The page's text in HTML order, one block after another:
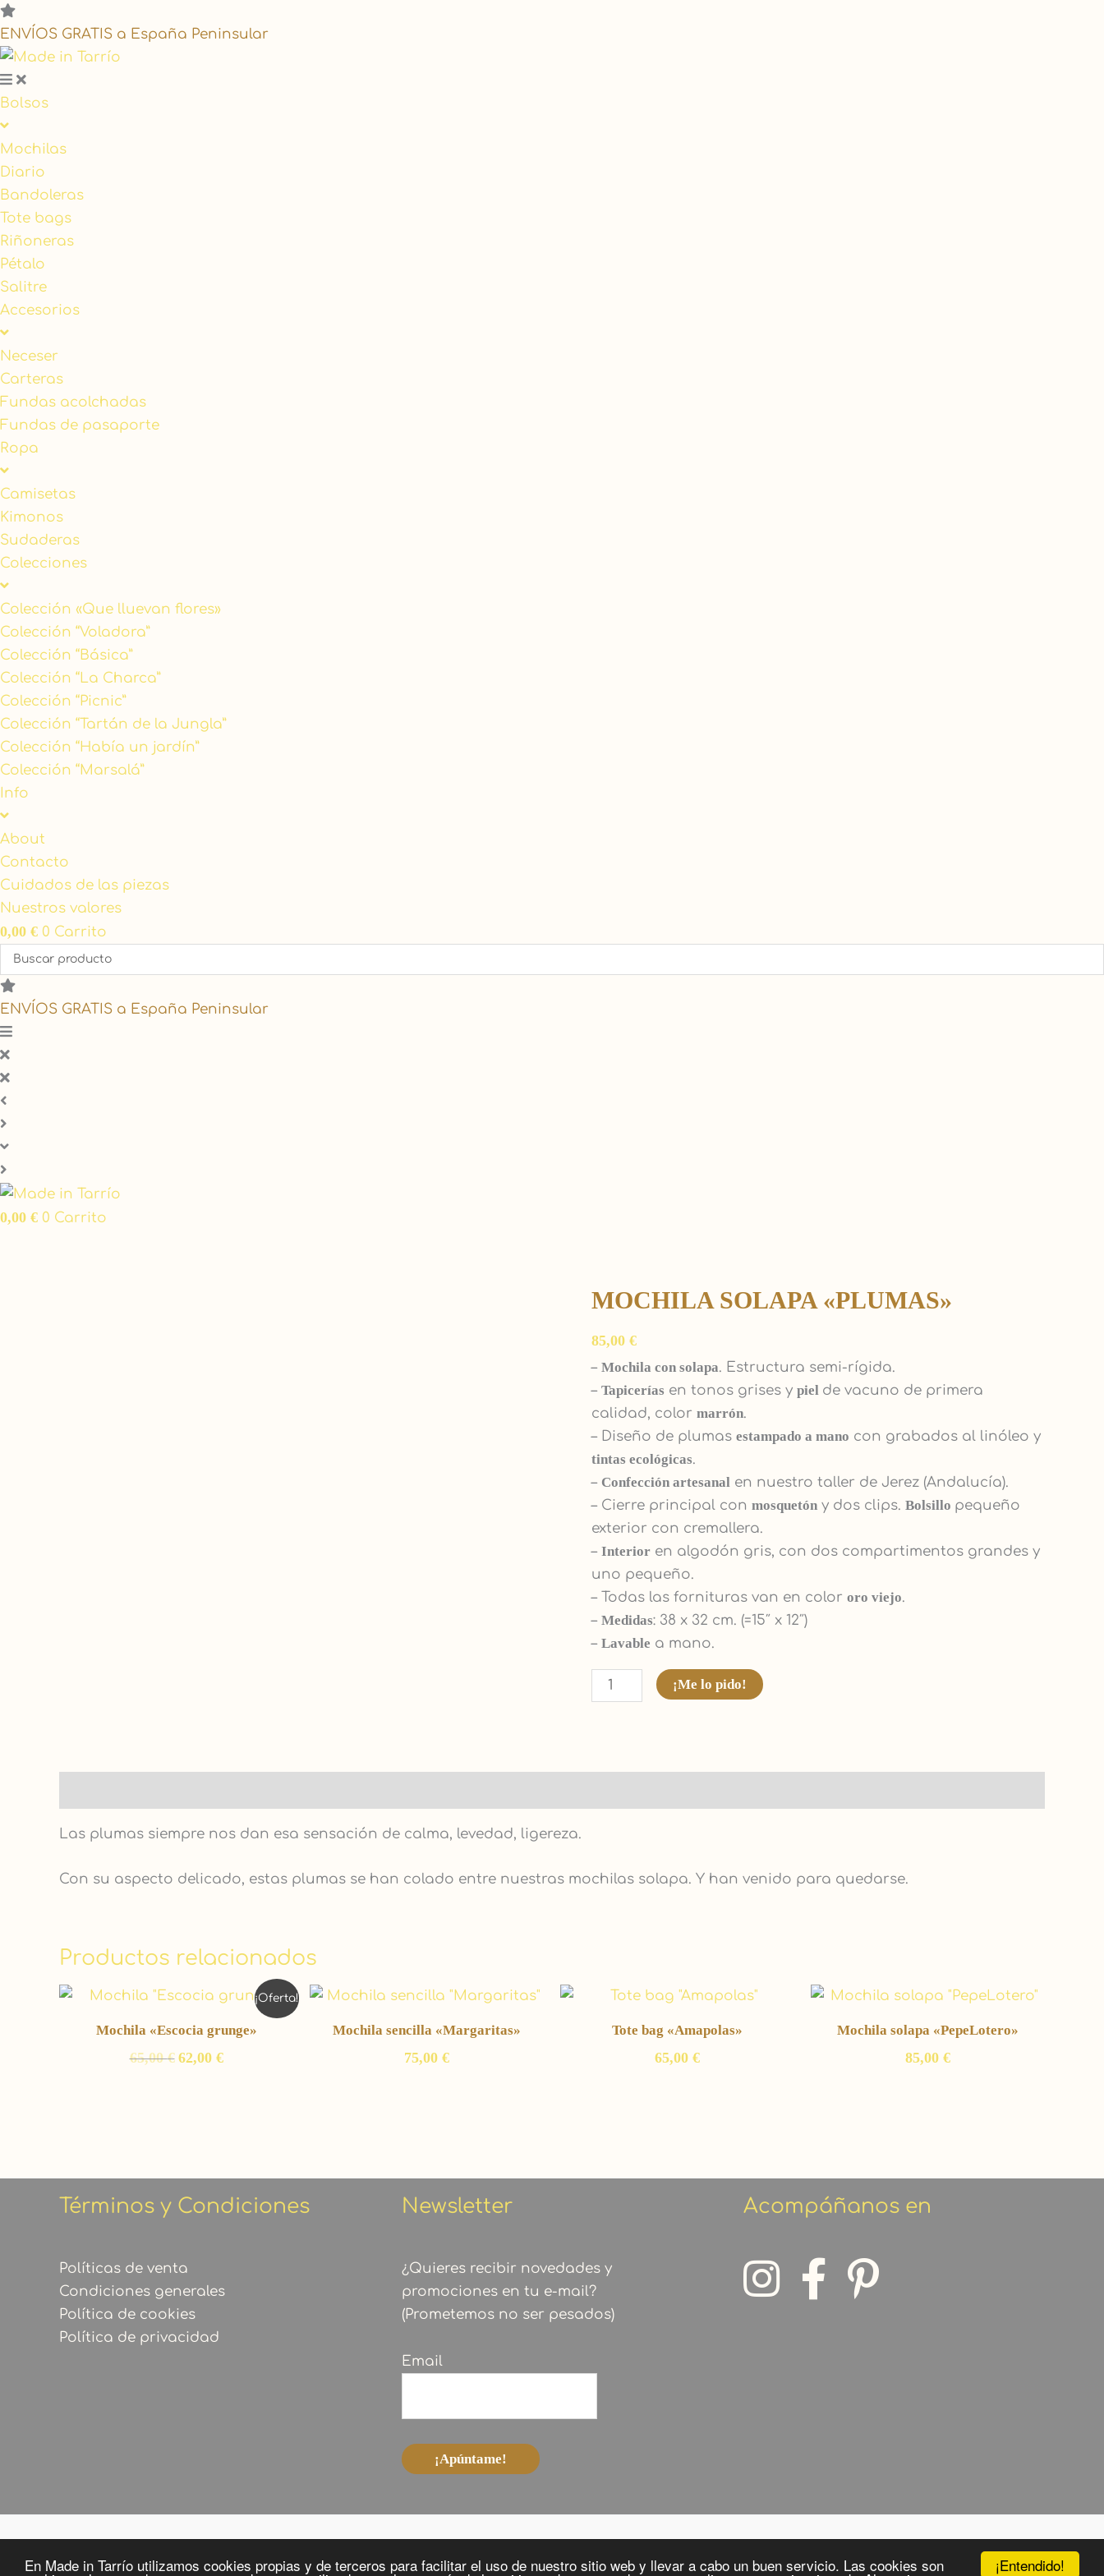
¡Entendido!
En Made in Tarrío utilizamos cookies propias y de terceros para facilitar el uso de nuestro sitio web y llevar a cabo un buen servicio. Las cookies son
ENVÍOS GRATIS a España Peninsular
Bolsos
Mochilas
Diario
Bandoleras
Tote bags
Riñoneras
Pétalo
Salitre
Accesorios
Neceser
Carteras
Fundas acolchadas
Fundas de pasaporte
Ropa
Camisetas
Kimonos
Sudaderas
Colecciones
Colección «Que lluevan flores»
Colección “Voladora”
Colección “Básica”
Colección “La Charca”
Colección “Picnic”
Colección “Tartán de la Jungla”
Colección “Había un jardín”
Colección “Marsalá”
Info
About
Contacto
Cuidados de las piezas
Nuestros valores
0,00 € 0 Carrito
Search
...
ENVÍOS GRATIS a España Peninsular
0,00 € 0 Carrito
MOCHILA SOLAPA «PLUMAS»
85,00 €
– Mochila con solapa. Estructura semi-rígida.
– Tapicerías en tonos grises y piel de vacuno de primera
calidad, color marrón.
– Diseño de plumas estampado a mano con grabados al linóleo y
tintas ecológicas.
– Confección artesanal en nuestro taller de Jerez (Andalucía).
– Cierre principal con mosquetón y dos clips. Bolsillo pequeño
exterior con cremallera.
– Interior en algodón gris, con dos compartimentos grandes y
uno pequeño.
– Todas las fornituras van en color oro viejo.
– Medidas: 38 x 32 cm. (=15″ x 12″)
– Lavable a mano.
Mochila
"Plumas"
cantidad
¡Me lo pido!
Las plumas siempre nos dan esa sensación de calma, levedad, ligereza.
Con su aspecto delicado, estas plumas se han colado entre nuestras mochilas solapa. Y han venido para quedarse.
Productos relacionados
¡Oferta!
Mochila «Escocia grunge»
65,00€
El
original
era:
65,00 €.
62,00 €
El
precio
es:
62,00 €.
Mochila sencilla «Margaritas»
75,00 €
Tote bag «Amapolas»
65,00 €
Mochila solapa «PepeLotero»
85,00 €
Términos y Condiciones
Políticas de venta
Condiciones generales
Política de cookies
Política de privacidad
Newsletter
¿Quieres recibir novedades y
promociones en tu e-mail?
(Prometemos no ser pesados)
Email
Acompáñanos en
Copyright © 2026 Made in Tarrío